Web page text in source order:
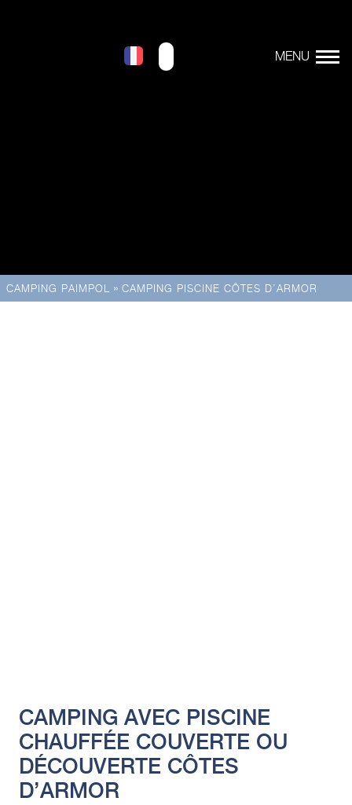
CAMPING PAIMPOL » CAMPING PISCINE CÔTES D’ARMOR
CAMPING AVEC PISCINE
CHAUFFÉE COUVERTE OU
DÉCOUVERTE CÔTES
D’ARMOR